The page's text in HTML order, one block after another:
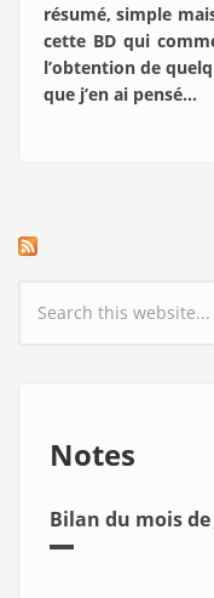
résumé, simple
cette BD qui
l’obtention de
que j’en ai pensé…
Search form
Notes
Bilan du mois